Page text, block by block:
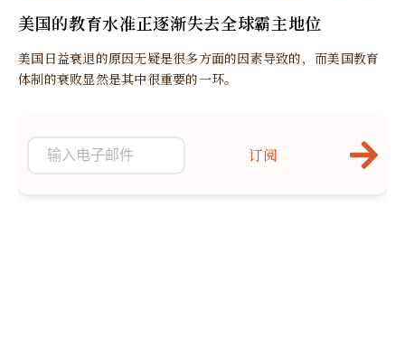
美国的教育水准正逐渐失去全球霸主地位
美国日益衰退的原因无疑是很多方面的因素导致的，而美国教育
体制的衰败显然是其中很重要的一环。
订阅